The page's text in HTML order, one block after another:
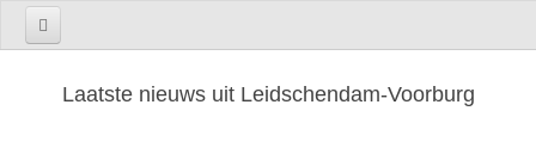
Laatste nieuws uit Leidschendam-Voorburg